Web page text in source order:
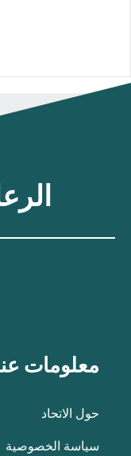
معلومات
حول الاتحاد
سياسة الخصوصية